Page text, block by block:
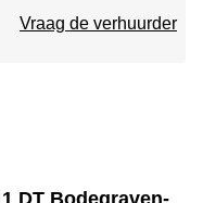
Vraag de verhuurder
DT Bodegraven-